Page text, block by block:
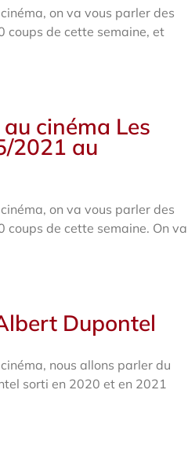
on va vous parler des
coups de cette semaine, et
cinéma Les
2021 au
on va vous parler des
coups de cette semaine. On va
Dupontel
nous allons parler du
sorti en 2020 et en 2021